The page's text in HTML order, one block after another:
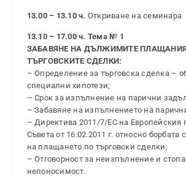
13.00 – 13.10 ч. Откриване на семинара
13.10 – 17.00 ч. Тема № 1
ЗАБАВЯНЕ НА ДЪЛЖИМИТЕ
ТЪРГОВСКИТЕ СДЕЛКИ:
– Определение за търговска сделка –
специални хипотези;
– Срок за изпълнение на парични
– Забавяне на изпълнението на
– Директива 2011/7/ЕС на Европейския
Съвета от 16.02.2011 г. относно борбата
на плащането по търговски сделки;
– Отговорност за неизпълнение и
непоносимост.